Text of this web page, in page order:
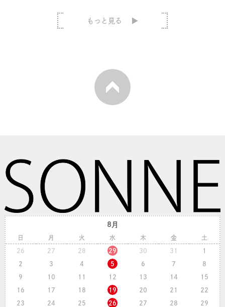
もっと見る
8月
日 月 火 水 木 金 土
26 27 28 29 30 31 1
2 3 4 5 6 7 8
9 10 11 12 13 14 15
16 17 18 19 20 21 22
23 24 25 26 27 28 29